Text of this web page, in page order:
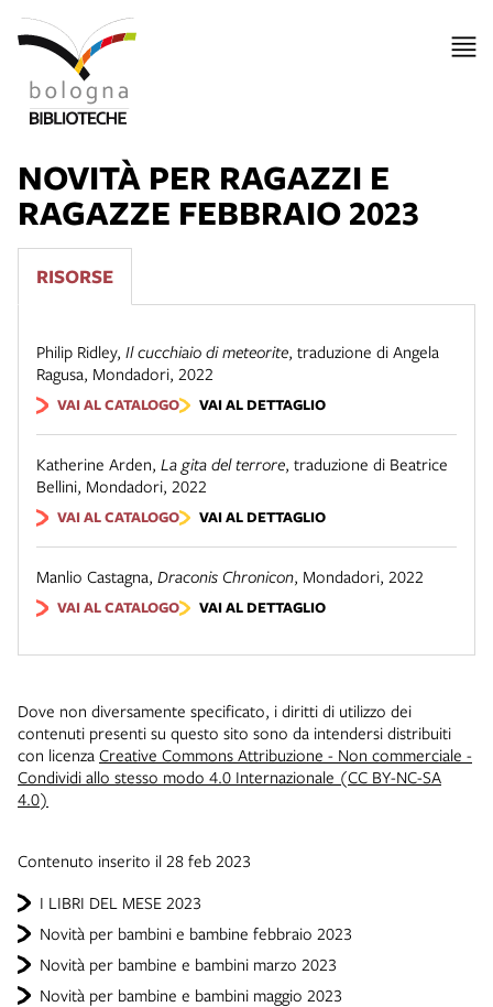
I LIBRI DEL MESE 2023
Novità per bambini e bambine febbraio 2023
Novità per bambine e bambini marzo 2023
Novità per bambine e bambini maggio 2023
NOVITÀ PER RAGAZZI E
RAGAZZE FEBBRAIO 2023
RISORSE
Philip Ridley, Il cucchiaio di meteorite, traduzione di Angela
Ragusa, Mondadori, 2022
VAI AL CATALOGO VAI AL DETTAGLIO
Katherine Arden, La gita del terrore, traduzione di Beatrice
Bellini, Mondadori, 2022
VAI AL CATALOGO VAI AL DETTAGLIO
Manlio Castagna, Draconis Chronicon, Mondadori, 2022
VAI AL CATALOGO VAI AL DETTAGLIO
Dove non diversamente specificato, i diritti di utilizzo dei
contenuti presenti su questo sito sono da intendersi distribuiti
con licenza Creative Commons Attribuzione - Non commerciale -
Condividi allo stesso modo 4.0 Internazionale (CC BY-NC-SA
4.0)
Contenuto inserito il 28 feb 2023